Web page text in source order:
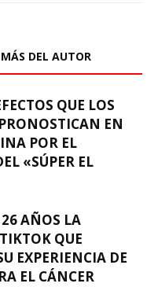
MÁS DEL AUTOR
QUE LOS
EN
POR EL
«SÚPER EL
AÑOS LA
QUE
EXPERIENCIA DE
EL CÁNCER